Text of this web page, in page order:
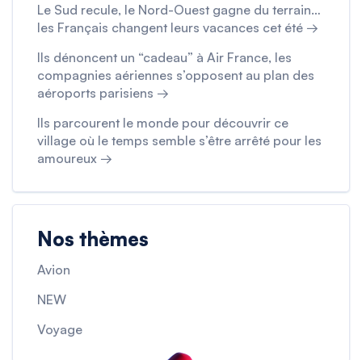
Le Sud recule, le Nord-Ouest gagne du terrain…
les Français changent leurs vacances cet été →
Ils dénoncent un “cadeau” à Air France, les
compagnies aériennes s’opposent au plan des
aéroports parisiens →
Ils parcourent le monde pour découvrir ce
village où le temps semble s’être arrêté pour les
amoureux →
Nos thèmes
Avion
NEW
Voyage